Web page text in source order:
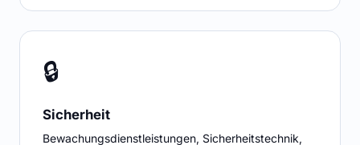
🔒
Sicherheit
Bewachungsdienstleistungen, Sicherheitstechnik,